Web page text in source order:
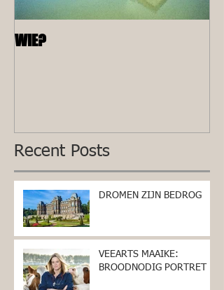
Recent Posts
WIE?
DROMEN ZIJN BEDROG
VEEARTS MAAIKE:
BROODNODIG PORTRET